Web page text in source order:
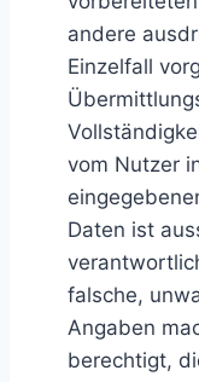
andere
Einzelfall
vom Nutzer
Daten ist
falsche,
Angaben
berechtigt,